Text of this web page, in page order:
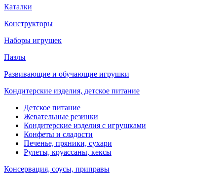
Каталки
Конструкторы
Наборы игрушек
Пазлы
Развивающие и обучающие игрушки
Кондитерские изделия, детское питание
Детское питание
Жевательные резинки
Кондитерские изделия с игрушками
Конфеты и сладости
Печенье, пряники, сухари
Рулеты, круассаны, кексы
Консервация, соусы, приправы